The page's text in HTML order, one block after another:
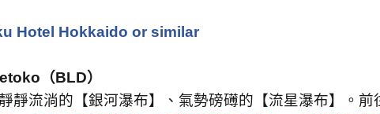
Hotel Hokkaido or similar
（BLD）
靜流淌的【銀河瀑布】、氣勢磅礡的【流星瀑布】。前